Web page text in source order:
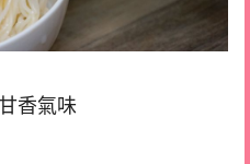
香氣味